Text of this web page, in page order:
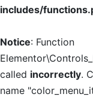
includes/
Notice: Function
called incorrectly.
name